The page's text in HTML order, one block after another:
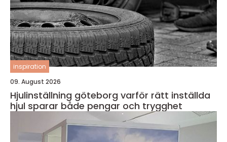
inspiration
09. August 2026
Hjulinställning göteborg varför rätt inställda
hjul sparar både pengar och trygghet